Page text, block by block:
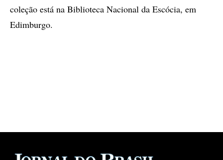
coleção está na Biblioteca Nacional da Escócia, em
Edimburgo.